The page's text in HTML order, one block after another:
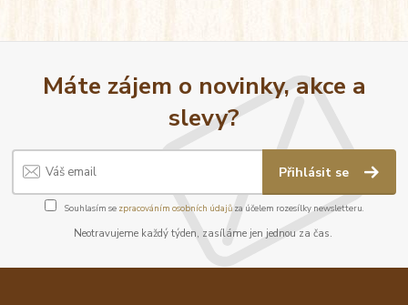
Máte zájem o novinky, akce a
slevy?
Přihlásit se
Souhlasím se zpracováním osobních údajůza účelem rozesílky newsletteru.
Neotravujeme každý týden, zasíláme jen jednou za čas.